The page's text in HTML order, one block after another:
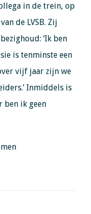
in de trein, op
de LVSB. Zij
‘Ik ben
is tenminste een
vijf jaar zijn we
Inmiddels is
ben ik geen